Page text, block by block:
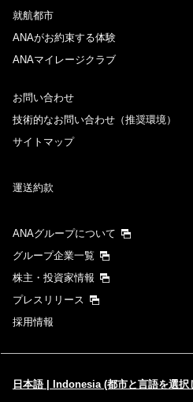
就航都市
ANAがお約束する体験
ANAマイレージクラブ
お問い合わせ
技術的なお問い合わせ（推奨環境）
サイトマップ
運送約款
ANAグループについて
グループ企業一覧
株主・投資家情報
プレスリリース
採用情報
日本語 | Indonesia (都市と言語を選択